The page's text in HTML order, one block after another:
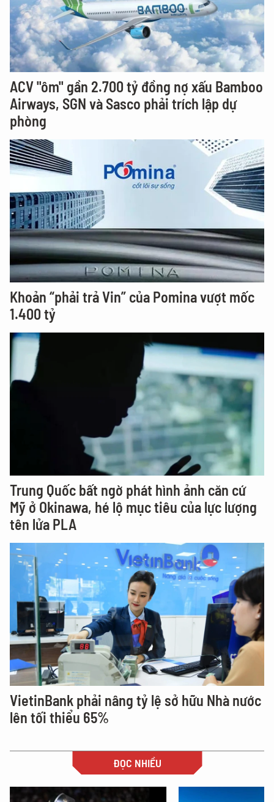
ACV "ôm" gần 2.700 tỷ đồng nợ xấu Bamboo
Airways, SGN và Sasco phải trích lập dự
phòng
Khoản “phải trả Vin” của Pomina vượt mốc
1.400 tỷ
Trung Quốc bất ngờ phát hình ảnh căn cứ
Mỹ ở Okinawa, hé lộ mục tiêu của lực lượng
tên lửa PLA
VietinBank phải nâng tỷ lệ sở hữu Nhà nước
lên tối thiểu 65%
ĐỌC NHIỀU